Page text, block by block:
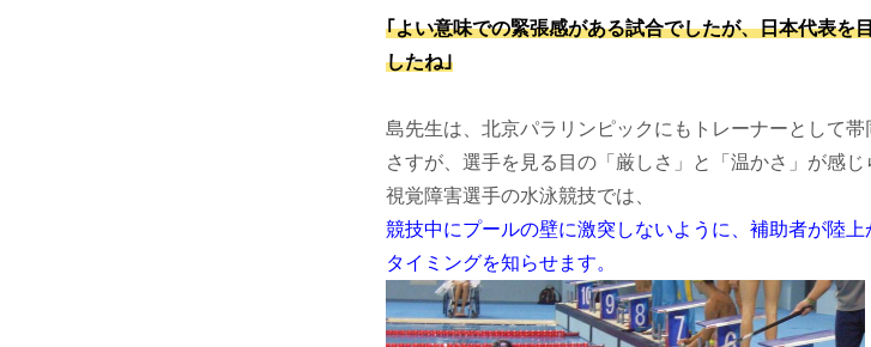
｢よい意味での緊張感がある試合でしたが、日本代表を
したね｣
島先生は、北京パラリンピックにもトレーナーとして帯
さすが、選手を見る目の「厳しさ」と「温かさ」が感じ
視覚障害選手の水泳競技では、
競技中にプールの壁に激突しないように、補助者が陸
タイミングを知らせます。